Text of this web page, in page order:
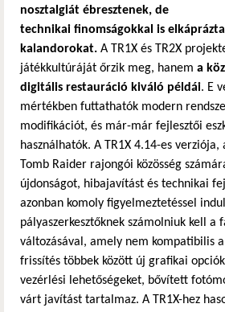
nosztalgiát ébresztenek, de
technikai finomságokkal is
kalandorokat. A TR1X és TR2X
játékkultúráját őrzik meg, hanem a
digitális restauráció kiváló példái. E
mértékben futtathatók modern
modifikációt, és már-már fejlesztői
használhatók. A TR1X 4.14-es verziója,
Tomb Raider rajongói közösség
újdonságot, hibajavítást és technikai
azonban komoly figyelmeztetéssel
pályaszerkesztőknek számolniuk kell a
változásával, amely nem kompatibilis
frissítés többek között új grafikai
vezérlési lehetőségeket, bővített
várt javítást tartalmaz. A TR1X-hez